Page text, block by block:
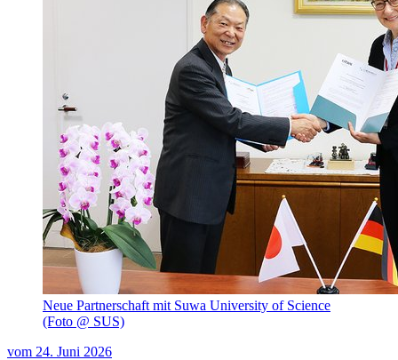
Neue Partnerschaft mit Suwa University of Science
(Foto @ SUS)
vom 24. Juni 2026